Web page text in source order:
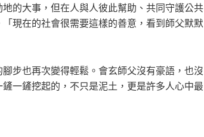
的大事，但在人與人彼此幫助、共同守護公共
現在的社會很需要這樣的善意，看到師父默默
步也再次變得輕鬆。會玄師父沒有豪語，也沒
一鏟挖起的，不只是泥土，更是許多人心中最